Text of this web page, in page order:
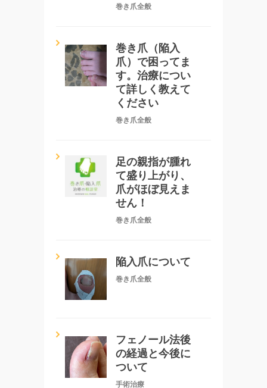
巻き爪全般
巻き爪（陥入
爪）で困ってま
す。治療につい
て詳しく教えて
ください
巻き爪全般
足の親指が腫れ
て盛り上がり、
爪がほぼ見えま
せん！
巻き爪全般
陥入爪について
巻き爪全般
フェノール法後
の経過と今後に
ついて
手術治療